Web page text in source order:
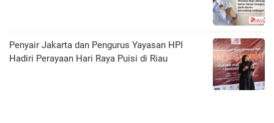
Penyair Jakarta dan Pengurus Yayasan HPI
Hadiri Perayaan Hari Raya Puisi di Riau